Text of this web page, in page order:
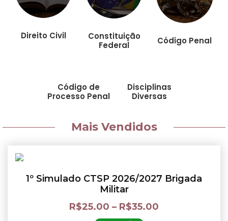
Direito Civil
Constituição
Federal
Código Penal
Código de
Processo Penal
Disciplinas
Diversas
Mais Vendidos
1º Simulado CTSP 2026/2027 Brigada
Militar
R$25.00 – R$35.00